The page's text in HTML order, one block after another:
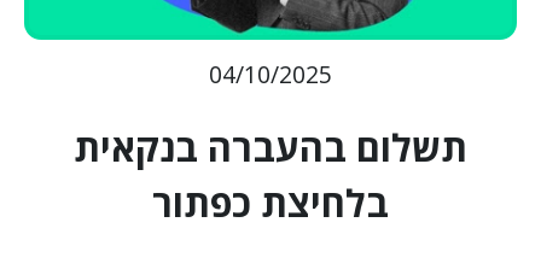
04/10/2025
תשלום בהעברה בנקאית
בלחיצת כפתור